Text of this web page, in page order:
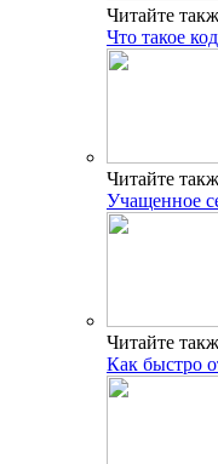
Читайте
Что такое
Читайте
Учащенное
Читайте
Как быстро